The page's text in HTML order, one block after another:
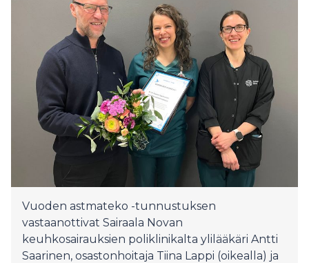
Vuoden astmateko -tunnustuksen
vastaanottivat Sairaala Novan
keuhkosairauksien poliklinikalta ylilääkäri Antti
Saarinen, osastonhoitaja Tiina Lappi (oikealla) ja